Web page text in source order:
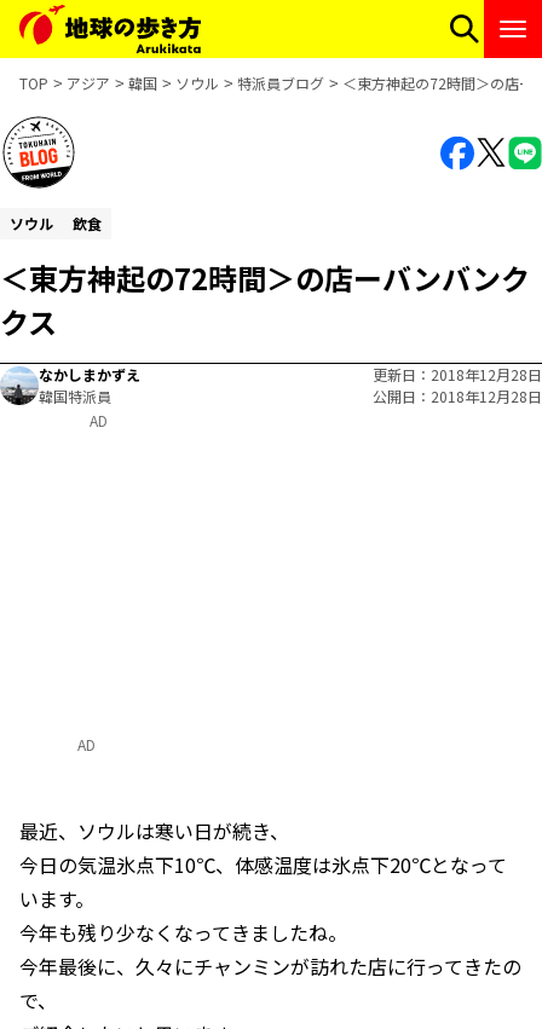
TOP アジア 韓国 ソウル 特派員ブログ ＜東方神起の72時間＞の店ー
ソウル 飲食
＜東方神起の72時間＞の店ーバンバンク
クス
なかしまかずえ
韓国特派員
更新日
2018年12月28日
公開日
2018年12月28日
AD
最近、ソウルは寒い日が続き、
今日の気温氷点下10℃、体感温度は氷点下20℃となって
います。
今年も残り少なくなってきましたね。
今年最後に、久々にチャンミンが訪れた店に行ってきたの
で、
AD